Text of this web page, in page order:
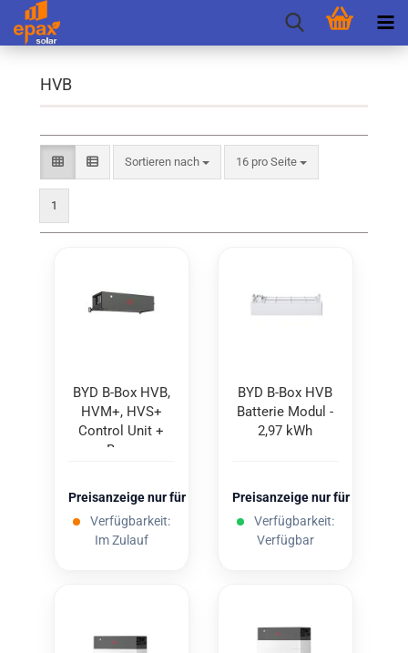
HVB
Sortieren nach 16 pro Seite
1
BYD B-Box HVB,
HVM+, HVS+
Con­trol Unit +
Base
Preisanzeige nur für freigeschaltete Kunden
Verfügbarkeit:
Im Zulauf
BYD B-Box HVB
Bat­te­rie Modul -
2,97 kWh
Preisanzeige nur für
Verfügbarkeit:
Verfügbar